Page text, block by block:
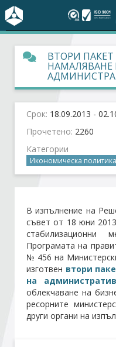
За БСК
На фокус
Актуално
Дейности
Проекти
Членове
Стани член
ВТОРИ
НАМАЛЯВАНЕ
Срок: 18.09.2013 -
Прочетено: 2260
Категории
Икономическа политика
В изпълнение на
съвет от 18 юни
стабилизационни
Програмата на
№ 456 на
изготвен втори
на
облекчаване на
ресорните
други органи на